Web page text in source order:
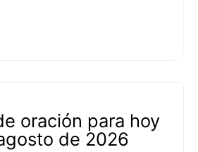
oración para hoy
de 2026